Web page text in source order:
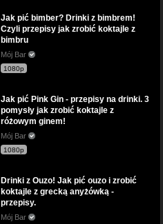
Jak pić bimber? Drinki z bimbrem!
Czyli przepisy jak zrobić koktajle z
bimbru
Mój Bar
1080p
Jak pić Pink Gin - przepisy na drinki. 3
pomysły jak zrobić koktajle z
różowym ginem!
Mój Bar
1080p
Drinki z Ouzo! Jak pić ouzo i zrobić
koktajle z grecką anyżówką -
przepisy.
Mój Bar